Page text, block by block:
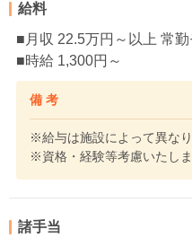
給料
■月収 22.5万円～以上 常
■時給 1,300円～
備 考
※給与は施設によって異なり
※資格・経験等考慮いたしま
諸手当